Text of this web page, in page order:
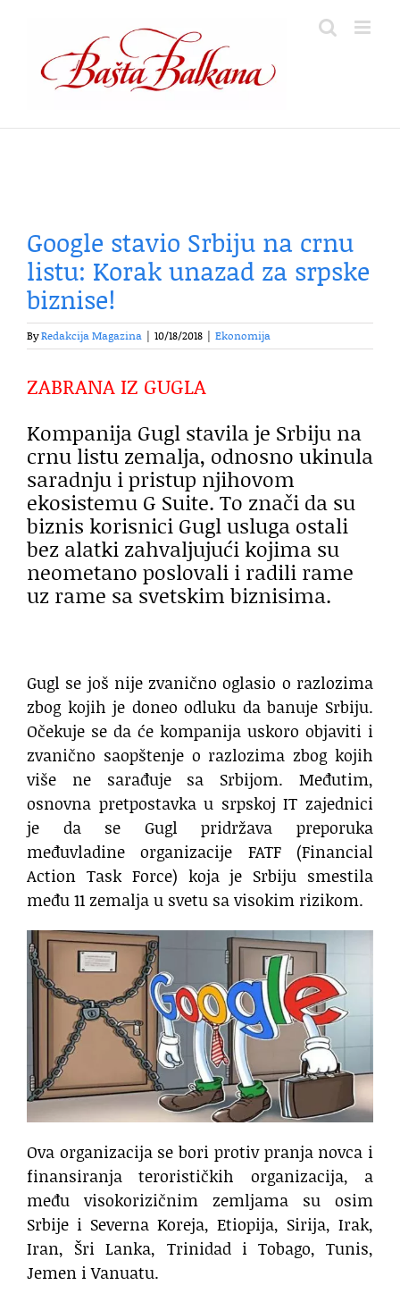
content
Google stavio Srbiju na crnu
listu: Korak unazad za srpske
biznise!
ByRedakcija Magazina 10/18/2018 Ekonomija
ZABRANA IZ GUGLA
Kompanija Gugl stavila je Srbiju na
crnu listu zemalja, odnosno ukinula
saradnju i pristup njihovom
ekosistemu G Suite. To znači da su
biznis korisnici Gugl usluga ostali
bez alatki zahvaljujući kojima su
neometano poslovali i radili rame
uz rame sa svetskim biznisima.
Gugl se još nije zvanično oglasio o razlozima
zbog kojih je doneo odluku da banuje Srbiju.
Očekuje se da će kompanija uskoro objaviti i
zvanično saopštenje o razlozima zbog kojih
više ne sarađuje sa Srbijom. Međutim,
osnovna pretpostavka u srpskoj IT zajednici
je da se Gugl pridržava preporuka
međuvladine organizacije FATF (Financial
Action Task Force) koja je Srbiju smestila
među 11 zemalja u svetu sa visokim rizikom.
Ova organizacija se bori protiv pranja novca i
finansiranja terorističkih organizacija, a
među visokorizičnim zemljama su osim
Srbije i Severna Koreja, Etiopija, Sirija, Irak,
Iran, Šri Lanka, Trinidad i Tobago, Tunis,
Jemen i Vanuatu.